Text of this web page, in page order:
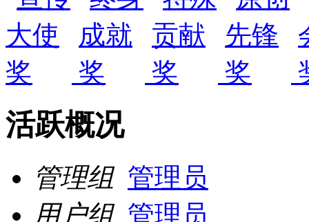
活跃概况
管理组 管理员
用户组 管理员